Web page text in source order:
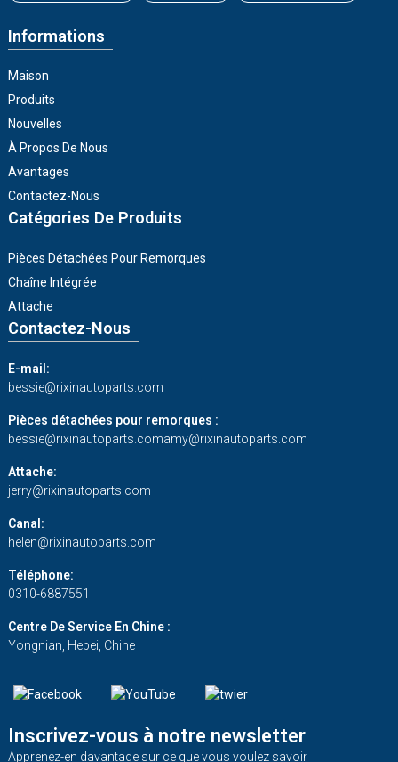
Informations
Maison
Produits
Nouvelles
À Propos De Nous
Avantages
Contactez-Nous
Catégories De Produits
Pièces Détachées Pour Remorques
Chaîne Intégrée
Attache
Contactez-Nous
E-mail:
bessie@rixinautoparts.com
Pièces détachées pour remorques :
bessie@rixinautoparts.comamy@rixinautoparts.com
Attache:
jerry@rixinautoparts.com
Canal:
helen@rixinautoparts.com
Téléphone:
0310-6887551
Centre De Service En Chine :
Yongnian, Hebei, Chine
Inscrivez-vous à notre newsletter
Apprenez-en davantage sur ce que vous voulez savoir